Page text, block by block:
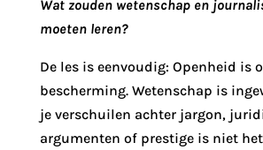
Wat zouden wetenschap en
moeten leren?
De les is eenvoudig: Openheid is
bescherming. Wetenschap is
je verschuilen achter jargon,
argumenten of prestige is niet